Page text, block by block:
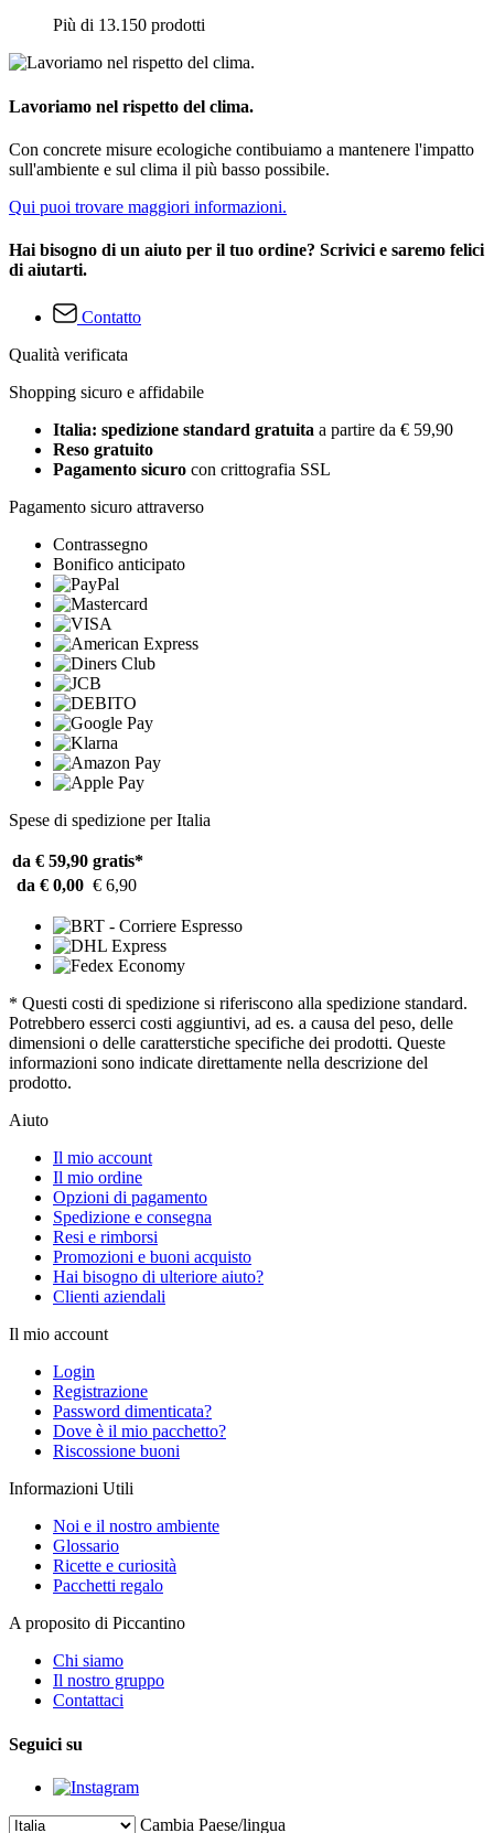
Più di 13.150 prodotti
Lavoriamo nel rispetto del clima.
Con concrete misure ecologiche contibuiamo a mantenere l'impatto
sull'ambiente e sul clima il più basso possibile.
Qui puoi trovare maggiori informazioni.
Hai bisogno di un aiuto per il tuo ordine? Scrivici e saremo felici
di aiutarti.
Contatto
Qualità verificata
Shopping sicuro e affidabile
Italia: spedizione standard gratuita a partire da € 59,90
Reso gratuito
Pagamento sicuro con crittografia SSL
Pagamento sicuro attraverso
Contrassegno
Bonifico anticipato
Spese di spedizione per Italia
da € 59,90 gratis*
da € 0,00 € 6,90
* Questi costi di spedizione si riferiscono alla spedizione standard.
Potrebbero esserci costi aggiuntivi, ad es. a causa del peso, delle
dimensioni o delle caratterstiche specifiche dei prodotti. Queste
informazioni sono indicate direttamente nella descrizione del
prodotto.
Aiuto
Il mio account
Il mio ordine
Opzioni di pagamento
Spedizione e consegna
Resi e rimborsi
Promozioni e buoni acquisto
Hai bisogno di ulteriore aiuto?
Clienti aziendali
Il mio account
Login
Registrazione
Password dimenticata?
Dove è il mio pacchetto?
Riscossione buoni
Informazioni Utili
Noi e il nostro ambiente
Glossario
Ricette e curiosità
Pacchetti regalo
A proposito di Piccantino
Chi siamo
Il nostro gruppo
Contattaci
Seguici su
Cambia Paese/lingua